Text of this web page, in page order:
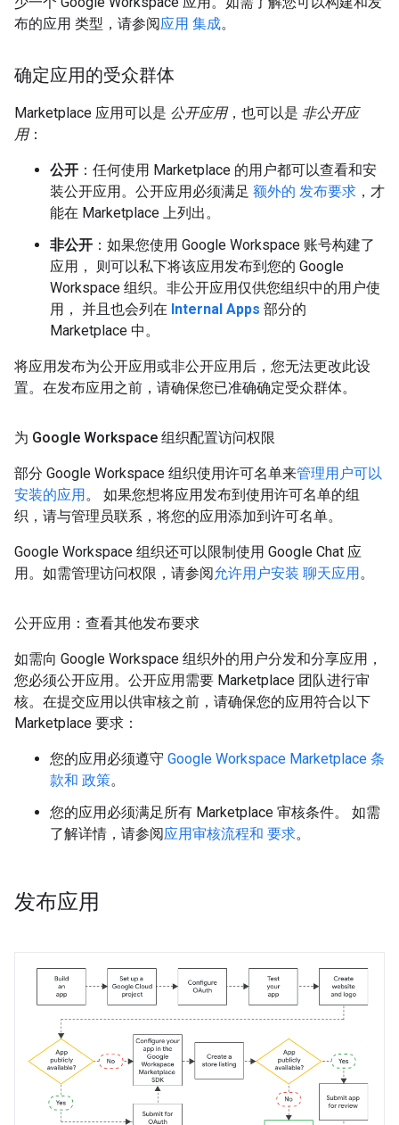
布的应用 类型，请参阅应用 集成。
确定应用的受众群体
Marketplace 应用可以是 公开应用，也可以是 非公开应
用：
公开 ：任何使用 Marketplace 的用户都可以查看和安
装公开应用。公开应用必须满足 额外的 发布要求 ，才
能在 Marketplace 上列出。
非公开 ：如果您使用 Google Workspace 账号构建了
应用， 则可以私下将该应用发布到您的 Google
Workspace 组织。非公开应用仅供您组织中的用户使
用， 并且也会列在 Internal Apps 部分的
Marketplace 中。
将应用发布为公开应用或非公开应用后，您无法更改此设
置。在发布应用之前，请确保您已准确确定受众群体。
为 Google Workspace 组织配置访问权限
部分 Google Workspace 组织使用许可名单来管理用户可以
安装的应用。 如果您想将应用发布到使用许可名单的组
织，请与管理员联系，将您的应用添加到许可名单。
Google Workspace 组织还可以限制使用 Google Chat 应
用。如需管理访问权限，请参阅允许用户安装 聊天应用。
公开应用：查看其他发布要求
如需向 Google Workspace 组织外的用户分发和分享应用，
您必须公开应用。公开应用需要 Marketplace 团队进行审
核。在提交应用以供审核之前，请确保您的应用符合以下
Marketplace 要求：
您的应用必须遵守 Google Workspace Marketplace 条
款和 政策。
您的应用必须满足所有 Marketplace 审核条件。 如需
了解详情，请参阅应用审核流程和 要求。
发布应用